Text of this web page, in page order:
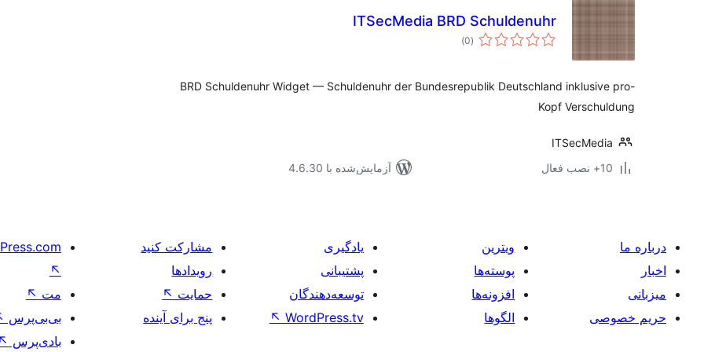
ITSecMedia BRD Schuldenuhr
(0 مجموع
امتیازها
)
BRD Schuldenuhr Widget — Schuldenuhr der Bundesrepublik Deutschland inklusive pro-
Kopf Verschuldung
ITSecMedia
10+ نصب فعال
آزمایش‌شده با 4.6.30
درباره ما
اخبار
میزبانی
حریم خصوصی
ویترین
پوسته‌ها
افزونه‌ها
الگوها
یادگیری
پشتیبانی
توسعه‌دهندگان
WordPress.tv
↖
مشارکت کنید
رویدادها
حمایت ↖
پنج برای آینده
↖
مت ↖
بی‌بی‌پرس
بادی‌پرس